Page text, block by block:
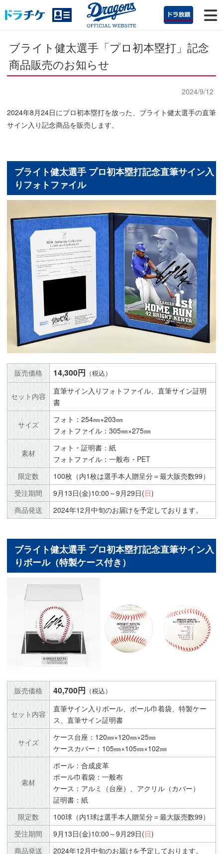
ブライト健太選手「プロ初本塁打」記念
商品販売のお知らせ
2024/9/12
2024年8月24日にプロ初本塁打を放った、ブライト健太選手の直筆
サイン入り記念商品を販売します。
ブライト健太選手 プロ初本塁打記念直筆サイン入
りフォトファイル
販売価格 14,300円 （税込）
セット内容
直筆サイン入りフォトファイル、直筆サイン証明
書
サイズ
フォト：254㎜×203㎜
フォトファイル：305㎜×275㎜
素材
フォト・証明書：紙
フォトファイル：一般布・PET
限定数
100枚（内1枚は選手本人贈呈分＝最大販売数99）
受注期間
9月13日(金)10:00～9月29日(日)
商品発送
2024年12月中旬のお届けを予定しております。
ブライト健太選手 プロ初本塁打記念直筆サイン入
りボール（特製ケース付き）
販売価格 40,700円 （税込）
セット内容
直筆サイン入りボール、ボール巾着袋、特製ケー
ス、直筆サイン証明書
サイズ
ケース台座：120㎜×120㎜×25㎜
ケースカバー：105㎜×105㎜×102㎜
素材
ボール：合成皮革
ボール巾着袋：一般布
ケース：アルミ（台座）、アクリル（カバー）
証明書：紙
限定数
100球（内1球は選手本人贈呈分＝最大販売数99）
受注期間
9月13日(金)10:00～9月29日(日)
商品発送
2024年12月中旬のお届けを予定しております。